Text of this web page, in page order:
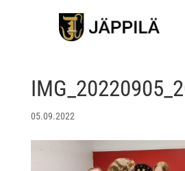
05.09.2022